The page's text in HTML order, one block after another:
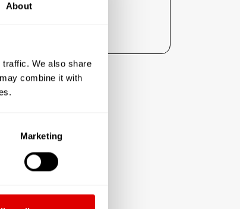
About
We also share
combine it with
Marketing